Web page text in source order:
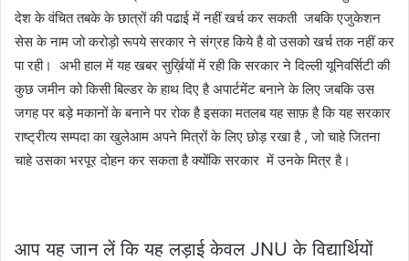
देश के वंचित तबके के छात्रों की पढाई में नहीं खर्च कर सकती जबकि एजुकेशन
सेस के नाम जो करोड़ो रूपये सरकार ने संग्रह किये है वो उसको खर्च तक नहीं कर
पा रही। अभी हाल में यह खबर सुर्ख़ियों में रही कि सरकार ने दिल्ली यूनिवर्सिटी की
कुछ जमीन को किसी बिल्डर के हाथ दिए है अपार्टमेंट बनाने के लिए जबकि उस
जगह पर बड़े मकानों के बनाने पर रोक है इसका मतलब यह साफ़ है कि यह सरकार
राष्ट्रीत्य सम्पदा का खुलेआम अपने मित्रों के लिए छोड़ रखा है , जो चाहे जितना
चाहे उसका भरपूर दोहन कर सकता है क्योंकि सरकार में उनके मित्र है।
आप यह जान लें कि यह लड़ाई केवल JNU के विद्यार्थियों